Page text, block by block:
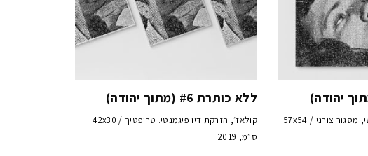
קולאז׳, הזרקת דיו פיגמנטי, מסגור צורני / 57x54
ללא כותרת #6 (מתוך יהודה)
קולאז׳, הזרקת דיו פיגמנטי. טריפטיך / 42x30
ס״מ, 2019